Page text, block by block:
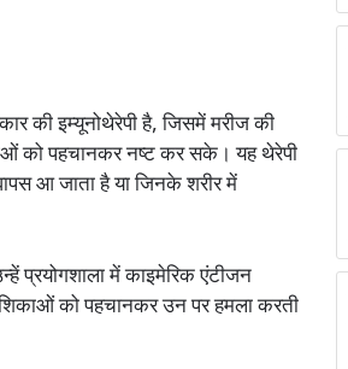
इम्यूनोथेरेपी है, जिसमें मरीज की
को पहचानकर नष्ट कर सके। यह थेरेपी
आ जाता है या जिनके शरीर में
प्रयोगशाला में काइमेरिक एंटीजन
को पहचानकर उन पर हमला करती